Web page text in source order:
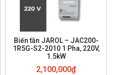
Biến tần JAROL – JAC200-
1R5G-S2-2010 1 Pha, 220V,
1.5kW
2,100,000₫